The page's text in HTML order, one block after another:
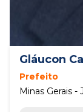
Gláucon
Prefeito
Minas Gerais -